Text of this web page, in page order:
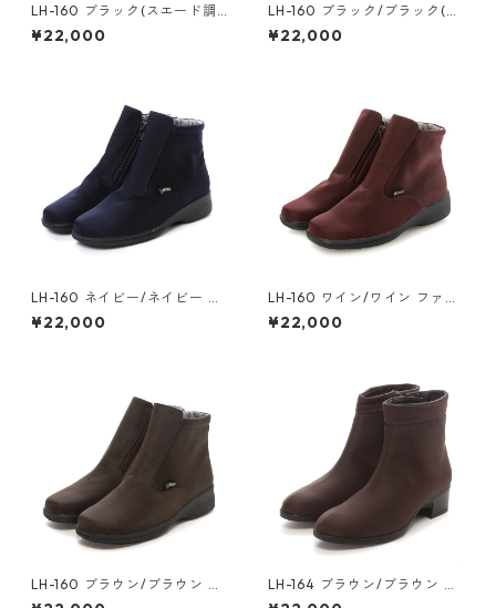
LH-160 ブラック(スエード調)
ファスナー付ショートブーツ
ゴアテックス(透湿防水)
¥22,000
LH-160 ブラック/ブラック(ナ
イロン調) ファスナー付ショー
トブーツ ゴアテックス(透湿防
¥22,000
LH-160 ネイビー/ネイビー フ
ァスナー付ショートブーツ ゴ
アテックス(透湿防水)
¥22,000
LH-160 ワイン/ワイン ファス
ナー付ショートブーツ ゴアテ
ックス(透湿防水)
¥22,000
LH-160 ブラウン/ブラウン フ
ァスナー付ショートブーツ ゴ
LH-164 ブラウン/ブラウン フ
ァスナー付ショートブーツ ゴ